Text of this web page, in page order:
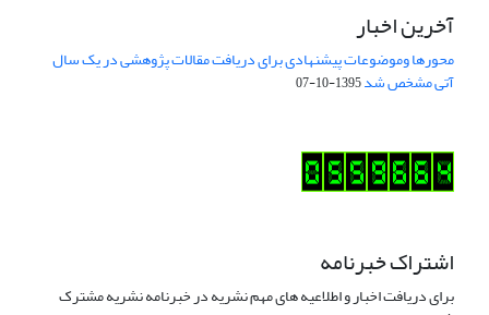
آخرین اخبار
محورها وموضوعات پیشنهادی برای دریافت مقالات پژوهشی در یک سال
آتی مشخص شد1395-10-07
اشتراک خبرنامه
برای دریافت اخبار و اطلاعیه های مهم نشریه در خبرنامه نشریه مشترک